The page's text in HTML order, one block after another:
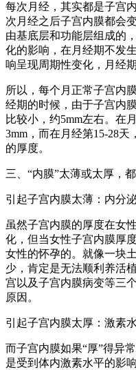
每次月经，其实都是子宫
次月经之后子宫内膜都会
由基底层和功能层组成的
化的影响，在月经期不发
响呈现周期性变化，月经
所以，每个月正常子宫内
经期的时候，由于子宫内
比较小，约5mm左右。在
3mm，而在月经第15-28
的厚度。
三、“内膜”太薄或太厚，
引起子宫内膜太薄：内分泌
虽然子宫内膜的厚度在女
化，但当女性子宫内膜厚
女性的怀孕的。就像一块
少，肯定是无法顺利养活
宫以及子宫内膜病变等三
原因。
引起子宫内膜太厚：激素
而子宫内膜如果“厚”得异
是受到体内激素水平的影